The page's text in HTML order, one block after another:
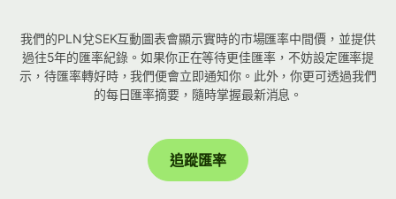
我們的PLN兌SEK互動圖表會顯示實時的市場匯率中間價，並提供
過往5年的匯率紀錄。如果你正在等待更佳匯率，不妨設定匯率提
示，待匯率轉好時，我們便會立即通知你。此外，你更可透過我們
的每日匯率摘要，隨時掌握最新消息。
追蹤匯率